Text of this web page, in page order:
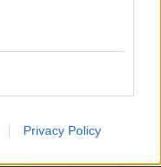
Privacy Policy